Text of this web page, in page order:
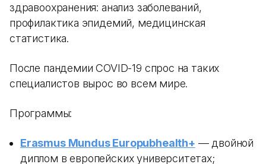
здравоохранения: анализ заболеваний,
профилактика эпидемий, медицинская
статистика.
После пандемии COVID-19 спрос на таких
специалистов вырос во всем мире.
Программы:
Erasmus Mundus Europubhealth+ — двойной
диплом в европейских университетах;